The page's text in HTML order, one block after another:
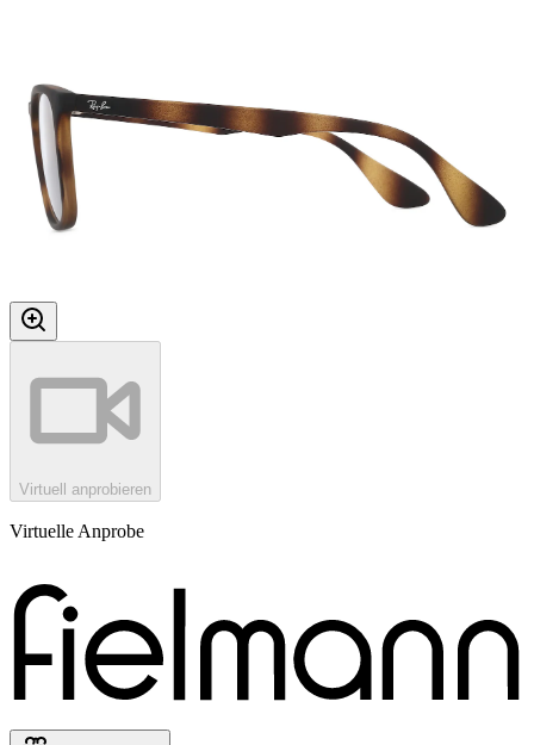
Virtuell anprobieren
Virtuelle Anprobe